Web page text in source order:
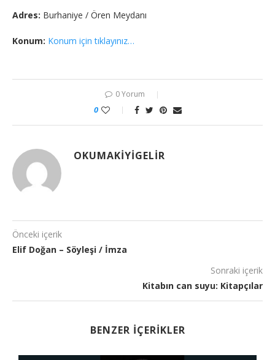
Adres: Burhaniye / Ören Meydanı
Konum: Konum için tıklayınız…
0 Yorum
0
OKUMAKIYIGELIR
Önceki içerik
Elif Doğan – Söyleşi / İmza
Sonraki içerik
Kitabın can suyu: Kitapçılar
BENZER İÇERIKLER